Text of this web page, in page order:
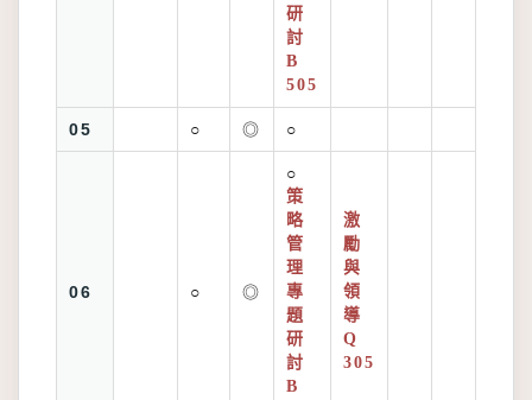
研
討
B
505
05 ○ ◎ ○
06 ○ ◎
○
策
略
管
理
專
題
研
討
B
激
勵
與
領
導
Q
305